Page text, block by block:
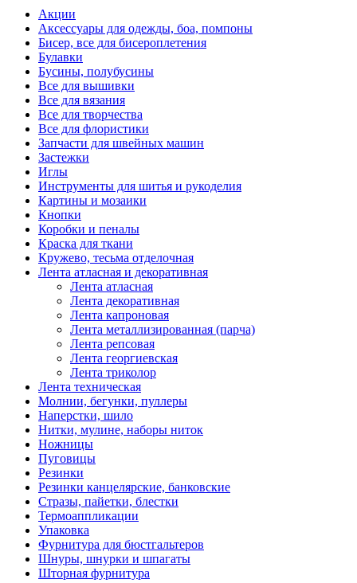
Акции
Аксессуары для одежды, боа, помпоны
Бисер, все для бисероплетения
Булавки
Бусины, полубусины
Все для вышивки
Все для вязания
Все для творчества
Все для флористики
Запчасти для швейных машин
Застежки
Иглы
Инструменты для шитья и рукоделия
Картины и мозаики
Кнопки
Коробки и пеналы
Краска для ткани
Кружево, тесьма отделочная
Лента атласная и декоративная
Лента атласная
Лента декоративная
Лента капроновая
Лента металлизированная (парча)
Лента репсовая
Лента георгиевская
Лента триколор
Лента техническая
Молнии, бегунки, пуллеры
Наперстки, шило
Нитки, мулине, наборы ниток
Ножницы
Пуговицы
Резинки
Резинки канцелярские, банковские
Стразы, пайетки, блестки
Термоаппликации
Упаковка
Фурнитура для бюстгальтеров
Шнуры, шнурки и шпагаты
Шторная фурнитура